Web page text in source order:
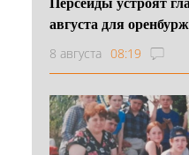
августа для
8 августа 08:19